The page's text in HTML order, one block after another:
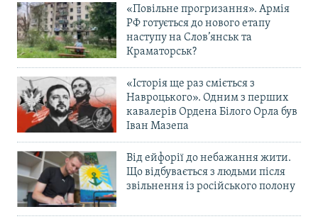
«Повільне прогризання». Армія
РФ готується до нового етапу
наступу на Слов’янськ та
Краматорськ?
«Історія ще раз сміється з
Навроцького». Одним з перших
кавалерів Ордена Білого Орла був
Іван Мазепа
Від ейфорії до небажання жити.
Що відбувається з людьми після
звільнення із російського полону